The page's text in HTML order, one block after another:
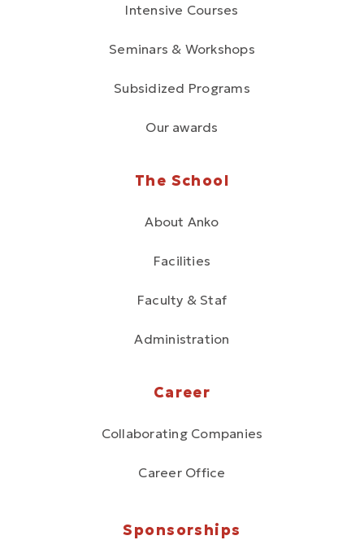
Intensive Courses
Seminars & Workshops
Subsidized Programs
Our awards
The School
About Anko
Facilities
Faculty & Staf
Administration
Career
Collaborating Companies
Career Office
Sponsorships